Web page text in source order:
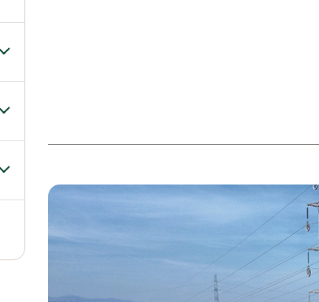
Alternar submenu de Nossas vozes
Alternar submenu de Multimídia
Alternar submenu de Redes sociais